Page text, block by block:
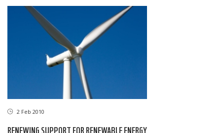
2 Feb 2010
RENEWING SUPPORT FOR RENEWABLE ENERGY